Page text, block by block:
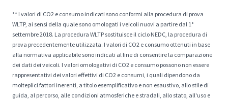
** I valori di CO2 e consumo indicati sono conformi alla procedura di prova
WLTP, ai sensi della quale sono omologati i veicoli nuovi a partire dal 1°
settembre 2018. La procedura WLTP sostituisce il ciclo NEDC, la procedura di
prova precedentemente utilizzata. I valori di CO2 e consumo ottenuti in base
alla normativa applicabile sono indicati al fine di consentire la comparazione
dei dati dei veicoli. I valori omologativi di CO2 e consumo possono non essere
rappresentativi dei valori effettivi di CO2 e consumi, i quali dipendono da
molteplici fattori inerenti, a titolo esemplificativo e non esaustivo, allo stile di
guida, al percorso, alle condizioni atmosferiche e stradali, allo stato, all'uso e